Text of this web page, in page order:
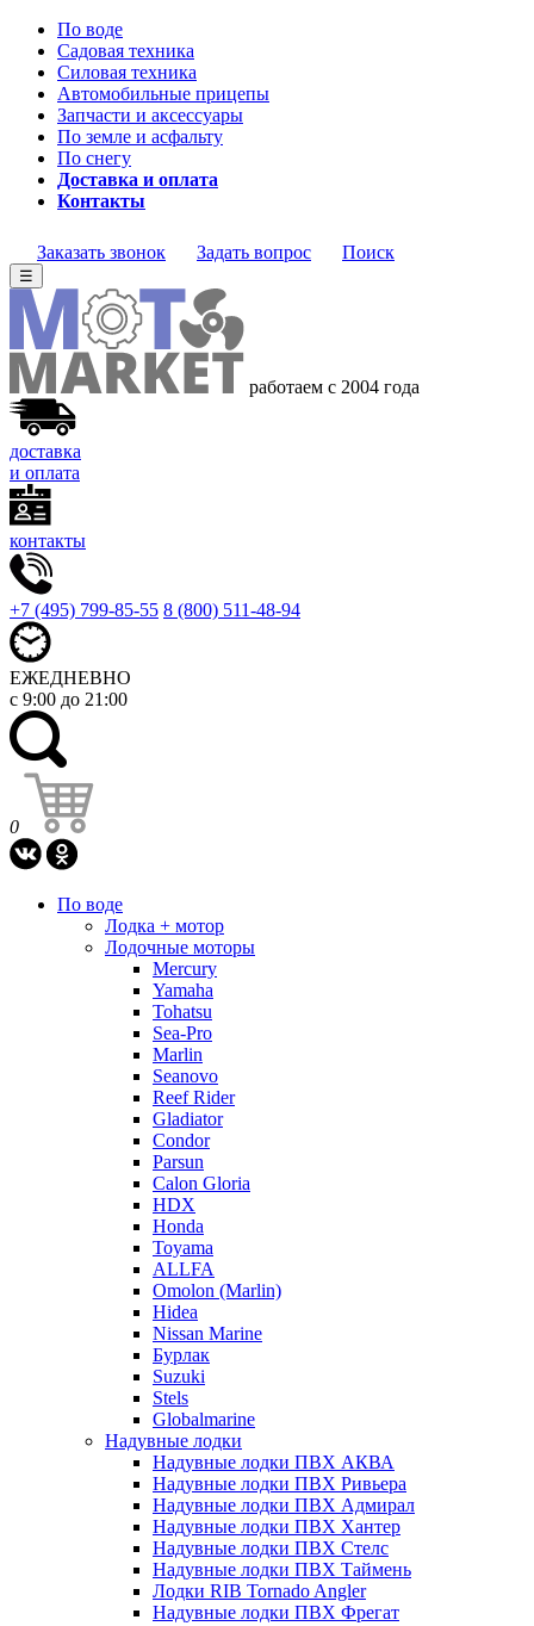
По воде
Садовая техника
Силовая техника
Автомобильные прицепы
Запчасти и аксессуары
По земле и асфальту
По снегу
Доставка и оплата
Контакты
Заказать звонок Задать вопрос Поиск
☰
работаем с 2004 года
доставка
и оплата
контакты
+7 (495) 799-85-55 8 (800) 511-48-94
ЕЖЕДНЕВНО
с 9:00 до 21:00
0
По воде
Лодка + мотор
Лодочные моторы
Mercury
Yamaha
Tohatsu
Sea-Pro
Marlin
Seanovo
Reef Rider
Gladiator
Condor
Parsun
Calon Gloria
HDX
Honda
Toyama
ALLFA
Omolon (Marlin)
Hidea
Nissan Marine
Бурлак
Suzuki
Stels
Globalmarine
Надувные лодки
Надувные лодки ПВХ АКВА
Надувные лодки ПВХ Ривьера
Надувные лодки ПВХ Адмирал
Надувные лодки ПВХ Хантер
Надувные лодки ПВХ Стелс
Надувные лодки ПВХ Таймень
Лодки RIB Tornado Angler
Надувные лодки ПВХ Фрегат